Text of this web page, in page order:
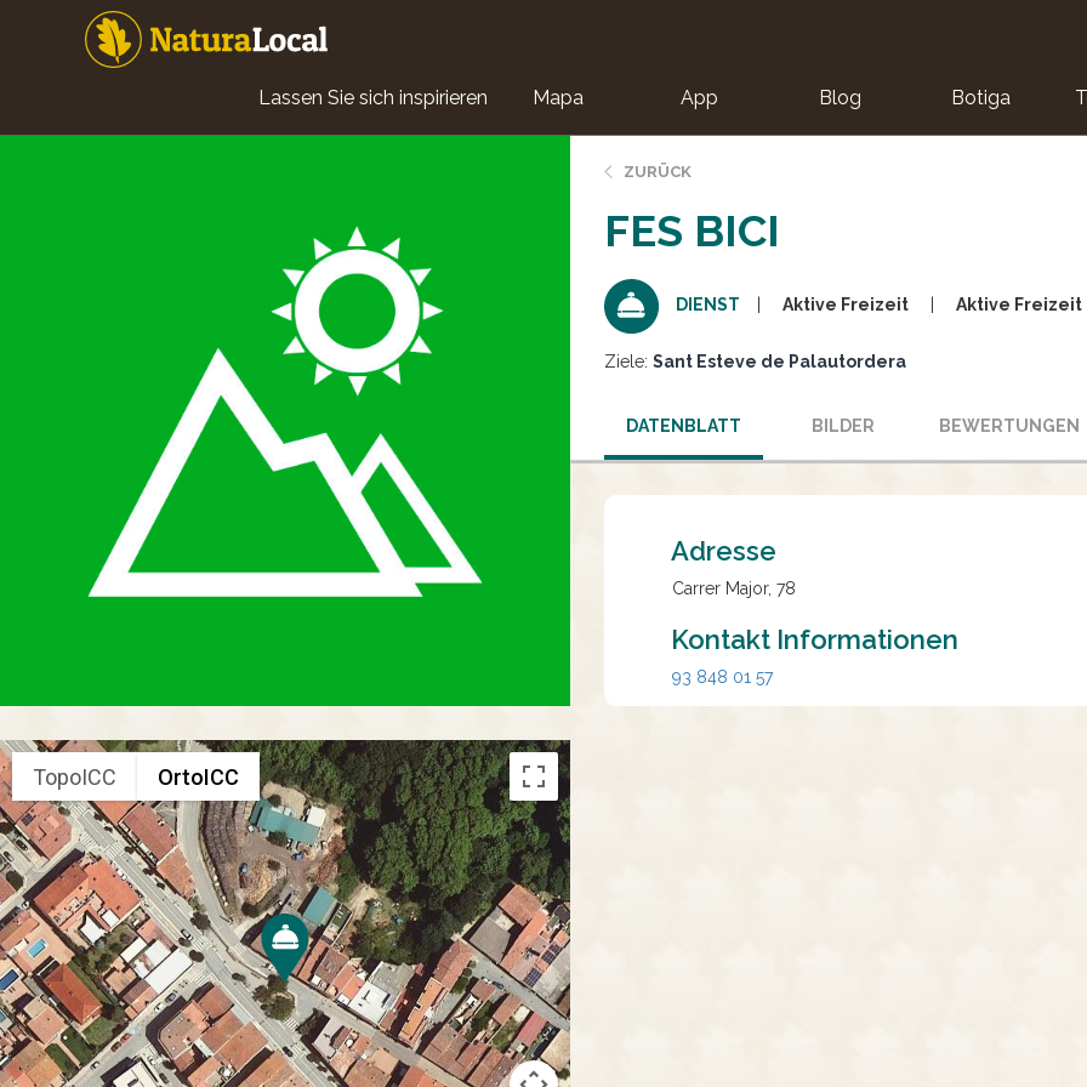
Main
navigation
Lassen Sie sich inspirieren Mapa App Blog Botiga
TopoICC OrtoICC
ZURÜCK
FES BICI
DIENST Aktive Freizeit Aktive Freizeit
Ziele: Sant Esteve de Palautordera
DATENBLATT BILDER BEWERTUNGEN
Adresse
Carrer Major, 78
Kontakt Informationen
93 848 01 57